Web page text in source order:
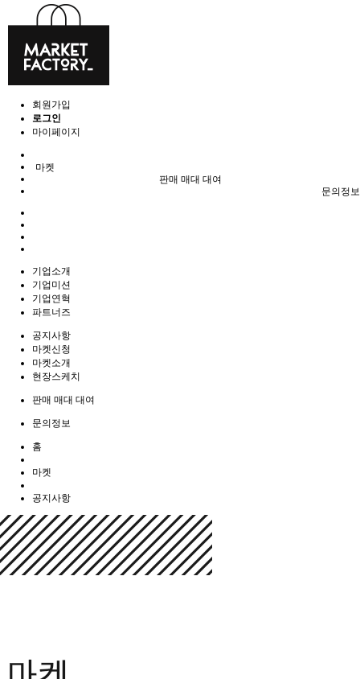
회원가입
로그인
마이페이지
마켓
판매 매대 대여
문의정보
기업소개
기업미션
기업연혁
파트너즈
공지사항
마켓신청
마켓소개
현장스케치
판매 매대 대여
문의정보
홈
마켓
공지사항